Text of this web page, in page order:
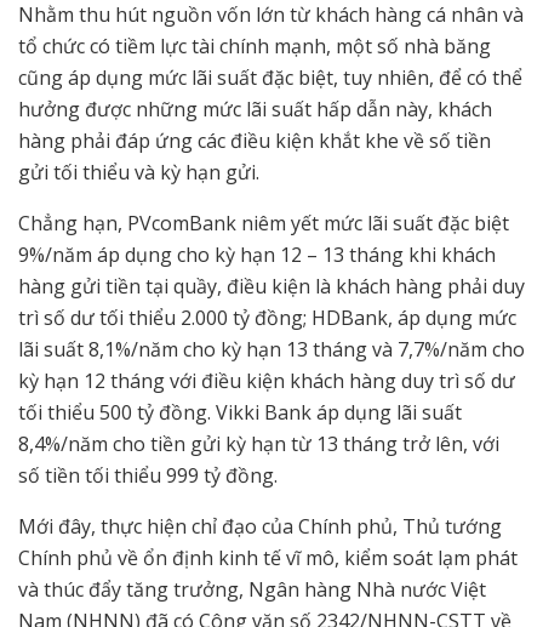
Nhằm thu hút nguồn vốn lớn từ khách hàng cá nhân và
tổ chức có tiềm lực tài chính mạnh, một số nhà băng
cũng áp dụng mức lãi suất đặc biệt, tuy nhiên, để có thể
hưởng được những mức lãi suất hấp dẫn này, khách
hàng phải đáp ứng các điều kiện khắt khe về số tiền
gửi tối thiểu và kỳ hạn gửi.
Chẳng hạn, PVcomBank niêm yết mức lãi suất đặc biệt
9%/năm áp dụng cho kỳ hạn 12 – 13 tháng khi khách
hàng gửi tiền tại quầy, điều kiện là khách hàng phải duy
trì số dư tối thiểu 2.000 tỷ đồng; HDBank, áp dụng mức
lãi suất 8,1%/năm cho kỳ hạn 13 tháng và 7,7%/năm cho
kỳ hạn 12 tháng với điều kiện khách hàng duy trì số dư
tối thiểu 500 tỷ đồng. Vikki Bank áp dụng lãi suất
8,4%/năm cho tiền gửi kỳ hạn từ 13 tháng trở lên, với
số tiền tối thiểu 999 tỷ đồng.
Mới đây, thực hiện chỉ đạo của Chính phủ, Thủ tướng
Chính phủ về ổn định kinh tế vĩ mô, kiểm soát lạm phát
và thúc đẩy tăng trưởng, Ngân hàng Nhà nước Việt
Nam (NHNN) đã có Công văn số 2342/NHNN-CSTT về